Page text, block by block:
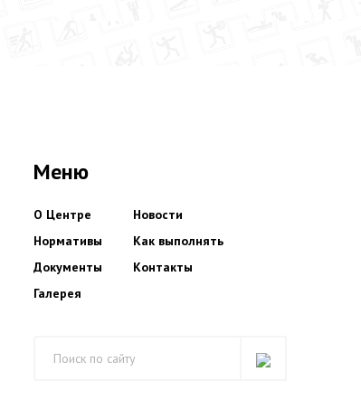
Меню
О Центре
Нормативы
Документы
Галерея
Новости
Как выполнять
Контакты